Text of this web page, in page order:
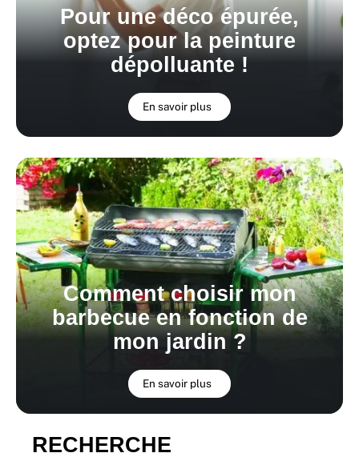
Pour une déco épurée,
optez pour la peinture
dépolluante !
En savoir plus
Comment choisir mon
barbecue en fonction de
mon jardin ?
En savoir plus
RECHERCHE